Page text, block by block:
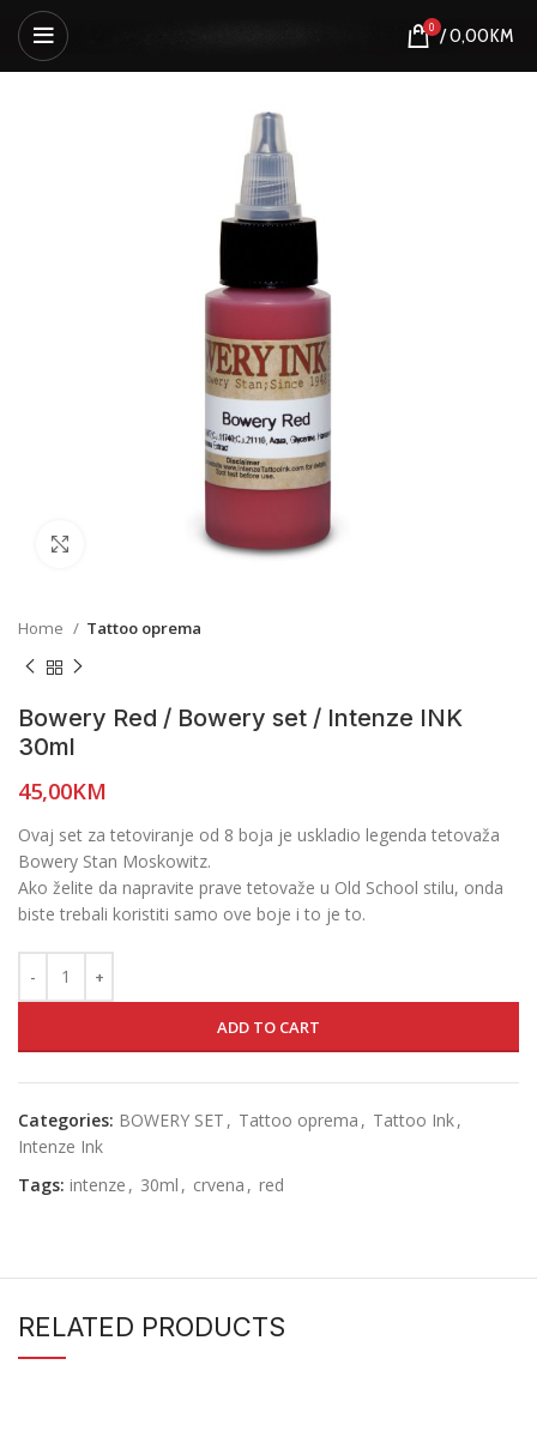
0 /0,00KM
Click to enlarge
Home Tattoo oprema
Bowery Red / Bowery set / Intenze INK
30ml
45,00KM
Ovaj set za tetoviranje od 8 boja je uskladio legenda tetovaža
Bowery Stan Moskowitz.
Ako želite da napravite prave tetovaže u Old School stilu, onda
biste trebali koristiti samo ove boje i to je to.
ADD TO CART
Categories: BOWERY SET , Tattoo oprema , Tattoo Ink,
Intenze Ink
Tags: intenze , 30ml , crvena , red
RELATED PRODUCTS